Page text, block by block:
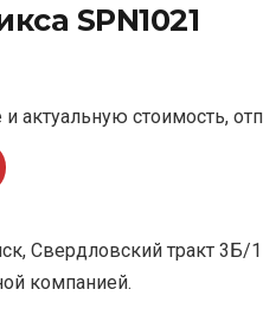
SPN1021
актуальную стоимость,
Свердловский тракт 3Б/1
компанией.